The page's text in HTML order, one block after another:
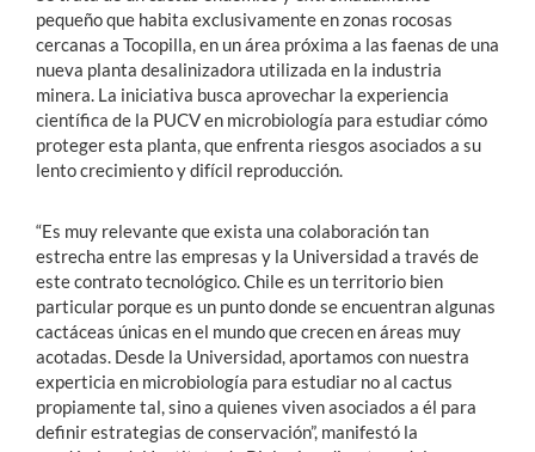
pequeño que habita exclusivamente en zonas rocosas
cercanas a Tocopilla, en un área próxima a las faenas de una
nueva planta desalinizadora utilizada en la industria
minera. La iniciativa busca aprovechar la experiencia
científica de la PUCV en microbiología para estudiar cómo
proteger esta planta, que enfrenta riesgos asociados a su
lento crecimiento y difícil reproducción.
“Es muy relevante que exista una colaboración tan
estrecha entre las empresas y la Universidad a través de
este contrato tecnológico. Chile es un territorio bien
particular porque es un punto donde se encuentran algunas
cactáceas únicas en el mundo que crecen en áreas muy
acotadas. Desde la Universidad, aportamos con nuestra
experticia en microbiología para estudiar no al cactus
propiamente tal, sino a quienes viven asociados a él para
definir estrategias de conservación”, manifestó la